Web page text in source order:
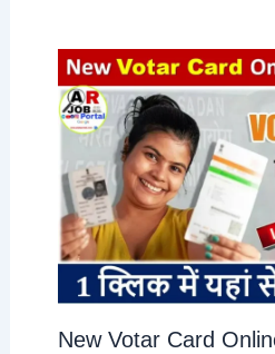
New Votar Card